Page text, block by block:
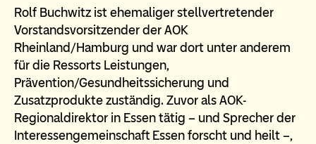
Rolf Buchwitz ist ehemaliger stellvertretender
Vorstandsvorsitzender der AOK
Rheinland/Hamburg und war dort unter anderem
für die Ressorts Leistungen,
Prävention/Gesundheitssicherung und
Zusatzprodukte zuständig. Zuvor als AOK-
Regionaldirektor in Essen tätig – und Sprecher der
Interessengemeinschaft Essen forscht und heilt –,